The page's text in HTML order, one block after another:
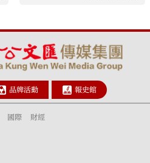
品牌活動 報史館
國際 財經